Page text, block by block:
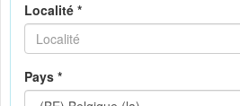
Localité *
Pays *